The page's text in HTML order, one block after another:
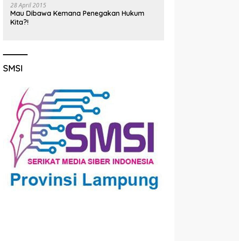
28 April 2015
Mau Dibawa Kemana Penegakan Hukum
Kita?!
SMSI